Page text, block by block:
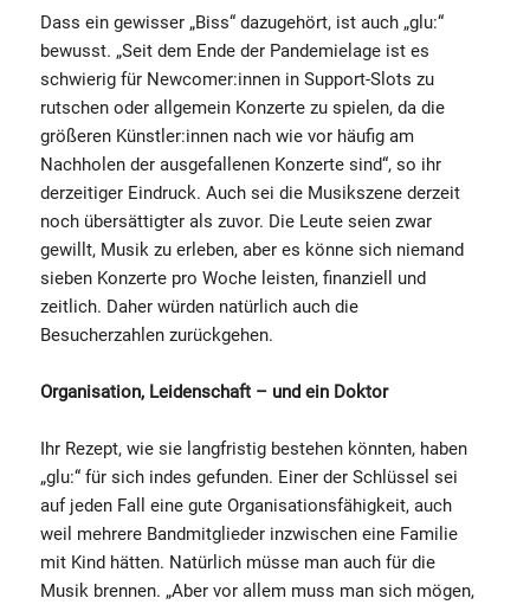
Dass ein gewisser „Biss“ dazugehört, ist auch „glu:“
bewusst. „Seit dem Ende der Pandemielage ist es
schwierig für Newcomer:innen in Support-Slots zu
rutschen oder allgemein Konzerte zu spielen, da die
größeren Künstler:innen nach wie vor häufig am
Nachholen der ausgefallenen Konzerte sind“, so ihr
derzeitiger Eindruck. Auch sei die Musikszene derzeit
noch übersättigter als zuvor. Die Leute seien zwar
gewillt, Musik zu erleben, aber es könne sich niemand
sieben Konzerte pro Woche leisten, finanziell und
zeitlich. Daher würden natürlich auch die
Besucherzahlen zurückgehen.
Organisation, Leidenschaft – und ein Doktor
Ihr Rezept, wie sie langfristig bestehen könnten, haben
„glu:“ für sich indes gefunden. Einer der Schlüssel sei
auf jeden Fall eine gute Organisationsfähigkeit, auch
weil mehrere Bandmitglieder inzwischen eine Familie
mit Kind hätten. Natürlich müsse man auch für die
Musik brennen. „Aber vor allem muss man sich mögen,